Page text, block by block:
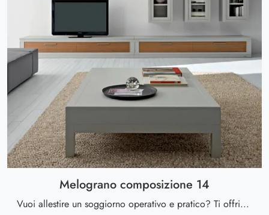
Melograno composizione 14
Vuoi allestire un soggiorno operativo e pratico? Ti offriamo la parete attrezzata Melograno composizione 14 Le Fablier dalle linee decise moderne.